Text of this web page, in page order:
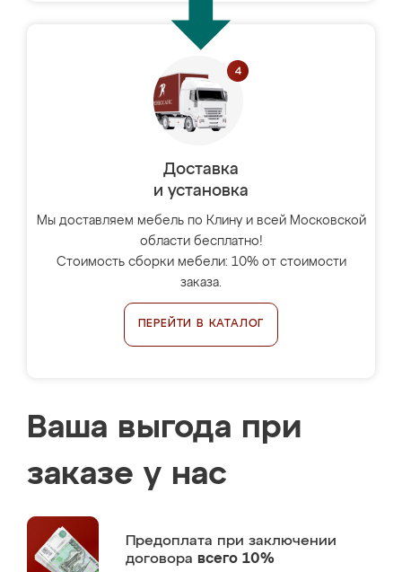
Доставка
и установка
Мы доставляем мебель по Клину и всей Московской
области бесплатно!
Стоимость сборки мебели: 10% от стоимости
заказа.
ПЕРЕЙТИ В КАТАЛОГ
Ваша выгода при
заказе у нас
Предоплата при заключении
договора всего 10%